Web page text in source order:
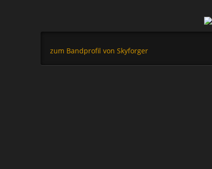
zum Bandprofil von Skyforger